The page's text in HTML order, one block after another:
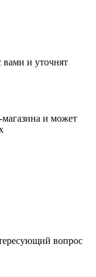
вами и уточнят
магазина и может
вопрос